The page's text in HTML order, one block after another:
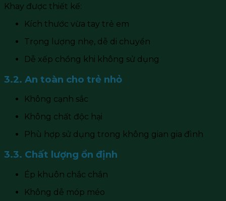
Khay được thiết kế:
Kích thước vừa tay trẻ em
Trọng lượng nhẹ, dễ di chuyển
Dễ xếp chồng khi không sử dụng
3.2. An toàn cho trẻ nhỏ
Không cạnh sắc
Không chất độc hại
Phù hợp sử dụng trong không gian gia đình
3.3. Chất lượng ổn định
Ép khuôn chắc chắn
Không dễ móp méo